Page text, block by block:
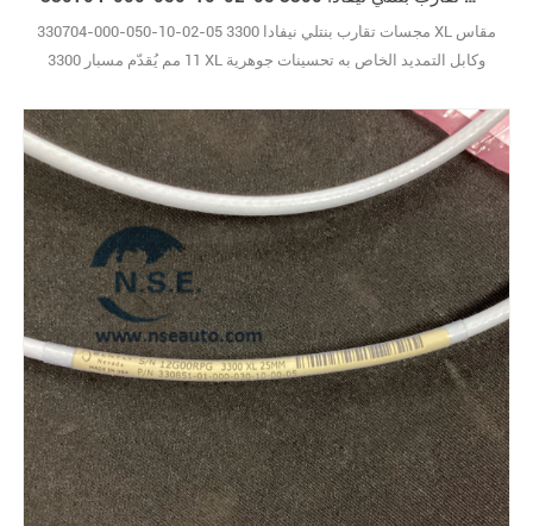
330704-000-050-10-02-05 مجسات تقارب بنتلي نيفادا 3300 XL مقاس
11 مم يُقدّم مسبار 3300 XL وكابل التمديد الخاص به تحسينات جوهرية
الصناعية القاسية ذات الاهتزازات العالية. فعلى سبيل المثال، هناك طريقة
التشكيل TipLoc* الحاصلة على براءة اختراع، والتي تُنشئ رابطة أقوى
بكثير بين طرف المسبا10